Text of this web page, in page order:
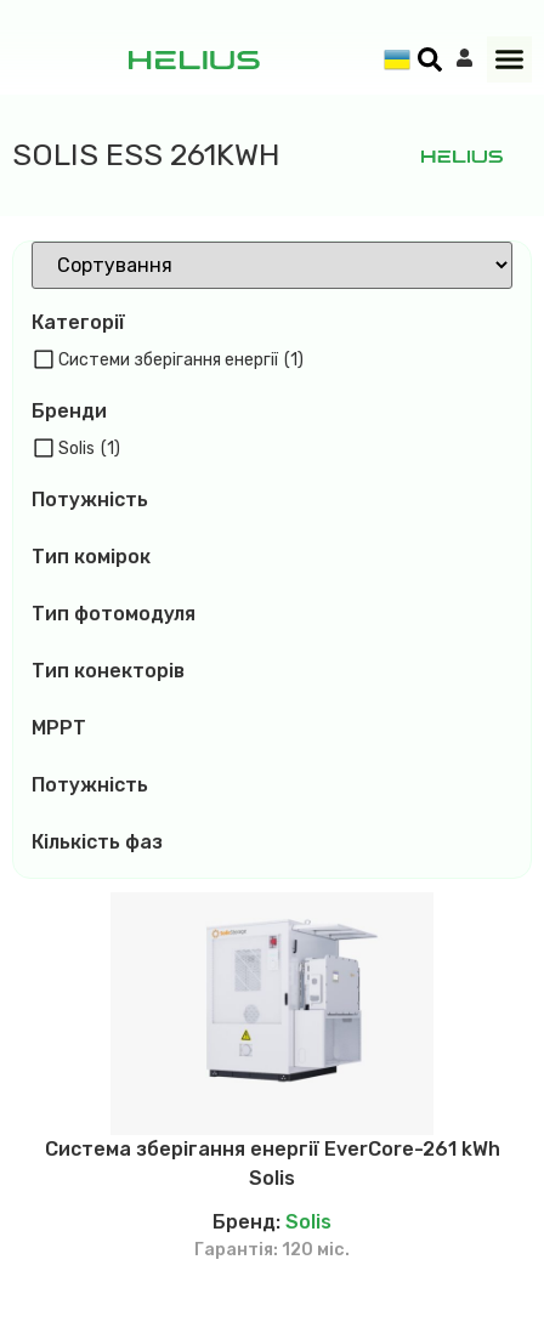
SOLIS ESS 261KWH
Категорії
Системи зберігання енергії (1)
Бренди
Solis (1)
Потужність
Тип комірок
Тип фотомодуля
Тип конекторів
MPPT
Потужність
Кількість фаз
Система зберігання енергії EverCore-261 kWh
Solis
Бренд: Solis
Гарантія: 120 міс.